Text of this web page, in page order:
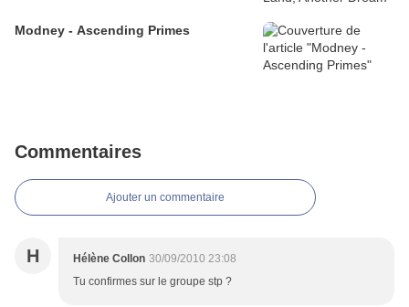
Modney - Ascending Primes
Commentaires
Ajouter un commentaire
H Hélène Collon 30/09/2010 23:08
Tu confirmes sur le groupe stp ?